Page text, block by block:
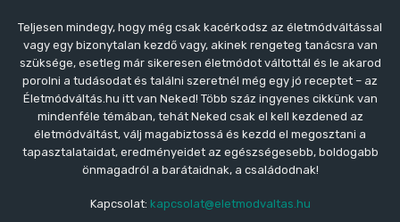
Teljesen mindegy, hogy még csak kacérkodsz az életmódváltással
vagy egy bizonytalan kezdő vagy, akinek rengeteg tanácsra van
szüksége, esetleg már sikeresen életmódot váltottál és le akarod
porolni a tudásodat és találni szeretnél még egy jó receptet – az
Életmódváltás.hu itt van Neked! Több száz ingyenes cikkünk van
mindenféle témában, tehát Neked csak el kell kezdened az
életmódváltást, válj magabiztossá és kezdd el megosztani a
tapasztalataidat, eredményeidet az egészségesebb, boldogabb
önmagadról a barátaidnak, a családodnak!
Kapcsolat: kapcsolat@eletmodvaltas.hu